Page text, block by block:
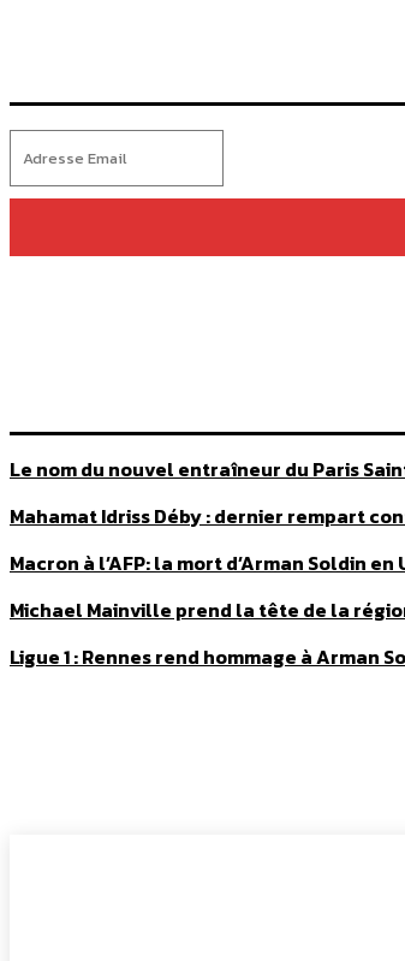
Le nom du nouvel entraîneur du Paris
Mahamat Idriss Déby : dernier rempart
Macron à l’AFP: la mort d’Arman Soldin
Michael Mainville prend la tête de la
Ligue 1 : Rennes rend hommage à Arman